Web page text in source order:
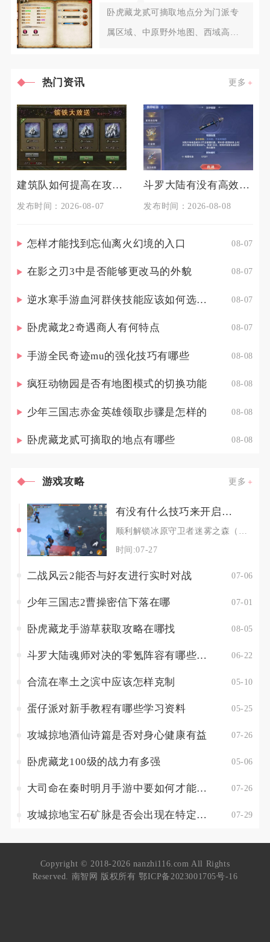
卧虎藏龙贰可摘取地点分为门派专
属区域、中原野外地图、西域高阶
热门资讯 更多
建筑队如何提高在攻城掠地中的生存能力
发布时间：2026-08-07
斗罗大陆有没有高效率的魂帝熊天赋点配置策略
发布时间：2026-08-08
怎样才能找到忘仙离火幻境的入口 08-07
在影之刃3中是否能够更改马的外貌 08-07
逆水寒手游血河群侠技能应该如何选择调整 08-07
卧虎藏龙2奇遇商人有何特点 08-07
手游全民奇迹mu的强化技巧有哪些 08-08
疯狂动物园是否有地图模式的切换功能 08-08
少年三国志赤金英雄领取步骤是怎样的 08-08
卧虎藏龙贰可摘取的地点有哪些 08-08
游戏攻略 更多
有没有什么技巧来开启冰原守卫者迷雾之森
顺利解锁冰原守卫者迷雾之森（低语之森）的核心技巧是优先推进主线至第一章第七幕、将角色等级提
时间:07-27
二战风云2能否与好友进行实时对战 07-06
少年三国志2曹操密信下落在哪 07-01
卧虎藏龙手游草获取攻略在哪找 08-05
斗罗大陆魂师对决的零氪阵容有哪些推荐 06-22
合流在率土之滨中应该怎样克制 05-10
蛋仔派对新手教程有哪些学习资料 05-25
攻城掠地酒仙诗篇是否对身心健康有益 07-26
卧虎藏龙100级的战力有多强 05-06
大司命在秦时明月手游中要如何才能达到橙色品质 07-26
攻城掠地宝石矿脉是否会出现在特定的地区 07-29
Copyright © 2018-2026 nanzhi116.com All Rights
Reserved. 南智网 版权所有 鄂ICP备2023001705号-16